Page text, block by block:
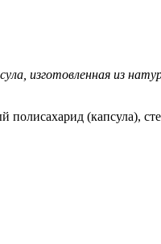
изготовленная из
полисахарид (капсула),